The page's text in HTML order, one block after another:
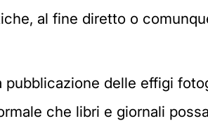
al fine diretto o
delle effigi
che libri e giornali